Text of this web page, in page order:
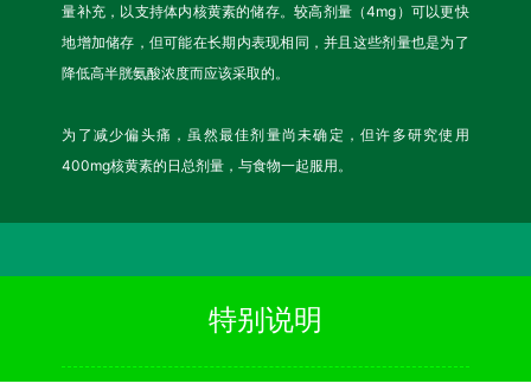
量补充，以支持体内核黄素的储存。较高剂量（4mg）可以更快
地增加储存，但可能在长期内表现相同，并且这些剂量也是为了
降低高半胱氨酸浓度而应该采取的。
为了减少偏头痛，虽然最佳剂量尚未确定，但许多研究使用
400mg核黄素的日总剂量，与食物一起服用。
特别说明